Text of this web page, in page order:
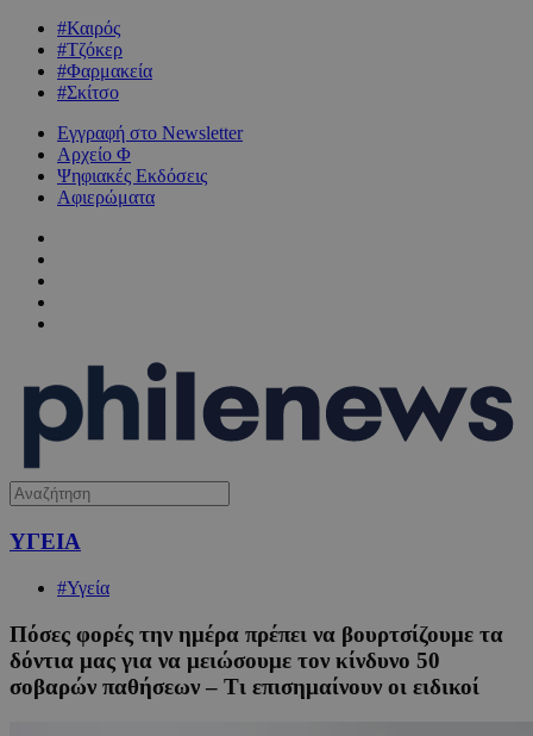
#Καιρός
#Τζόκερ
#Φαρμακεία
#Σκίτσο
Εγγραφή στο Newsletter
Αρχείο Φ
Ψηφιακές Εκδόσεις
Αφιερώματα
ΥΓΕΙΑ
#Υγεία
Πόσες φορές την ημέρα πρέπει να βουρτσίζουμε τα
δόντια μας για να μειώσουμε τον κίνδυνο 50
σοβαρών παθήσεων – Τι επισημαίνουν οι ειδικοί